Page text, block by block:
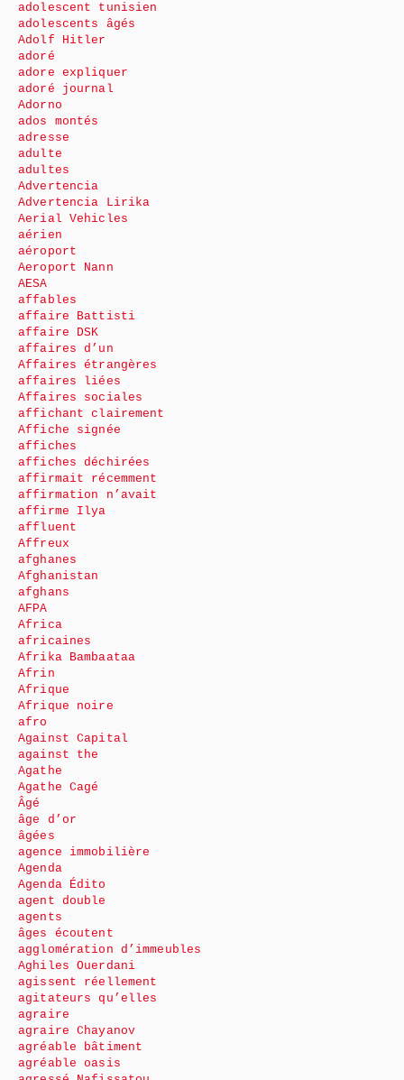
adolescent tunisien
adolescents âgés
Adolf Hitler
adoré
adore expliquer
adoré journal
Adorno
ados montés
adresse
adulte
adultes
Advertencia
Advertencia Lirika
Aerial Vehicles
aérien
aéroport
Aeroport Nann
AESA
affables
affaire Battisti
affaire DSK
affaires d’un
Affaires étrangères
affaires liées
Affaires sociales
affichant clairement
Affiche signée
affiches
affiches déchirées
affirmait récemment
affirmation n’avait
affirme Ilya
affluent
Affreux
afghanes
Afghanistan
afghans
AFPA
Africa
africaines
Afrika Bambaataa
Afrin
Afrique
Afrique noire
afro
Against Capital
against the
Agathe
Agathe Cagé
Âgé
âge d’or
âgées
agence immobilière
Agenda
Agenda Édito
agent double
agents
âges écoutent
agglomération d’immeubles
Aghiles Ouerdani
agissent réellement
agitateurs qu’elles
agraire
agraire Chayanov
agréable bâtiment
agréable oasis